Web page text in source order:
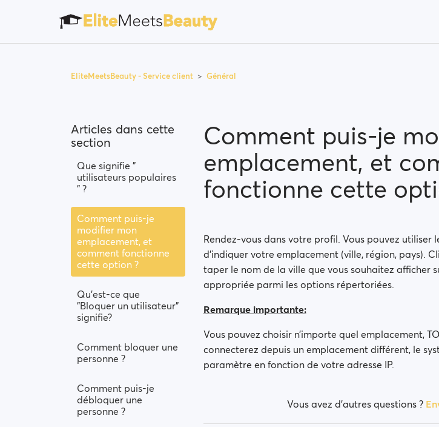
EliteMeetsBeauty - Service client Général
Articles dans cette
section
Que signifie "
utilisateurs populaires
" ?
Comment puis-je
modifier mon
emplacement, et
comment fonctionne
cette option ?
Qu'est-ce que
"Bloquer un utilisateur"
signifie?
Comment bloquer une
personne ?
Comment puis-je
débloquer une
personne ?
Comment puis-je
emplacement, et
fonctionne cette
Rendez-vous dans votre profil. Vous pouvez
d’indiquer votre emplacement (ville, région, pays).
taper le nom de la ville que vous souhaitez afficher
appropriée parmi les options répertoriées.
Remarque importante:
Vous pouvez choisir n’importe quel emplacement,
connecterez depuis un emplacement différent, le
paramètre en fonction de votre adresse IP.
Vous avez d’autres questions ?